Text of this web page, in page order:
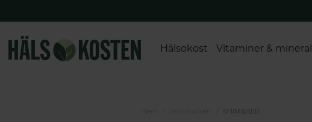
Hälsokost Vitaminer &
4HIM&HER